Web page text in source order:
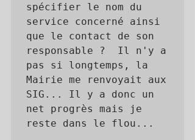
spécifier le nom du
service concerné ainsi
que le contact de son
responsable ?  Il n'y a
pas si longtemps, la
Mairie me renvoyait aux
SIG... Il y a donc un
net progrès mais je
reste dans le flou...